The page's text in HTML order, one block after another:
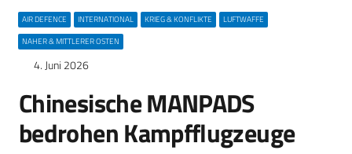
AIR DEFENCE INTERNATIONAL KRIEG & KONFLIKTE
LUFTWAFFE
NAHER & MITTLERER OSTEN
4. Juni 2026
Chinesische MANPADS
bedrohen Kampfflugzeuge